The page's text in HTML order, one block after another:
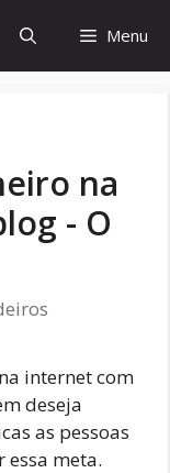
Menu
na
- O
internet com
deseja
as pessoas
meta.